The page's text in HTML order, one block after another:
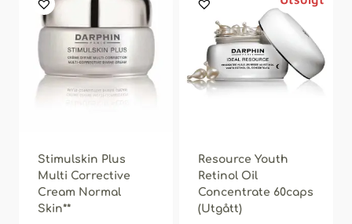
Stimulskin Plus
Multi Corrective
Cream Normal
Skin**
Resource Youth
Retinol Oil
Concentrate 60caps
(Utgått)